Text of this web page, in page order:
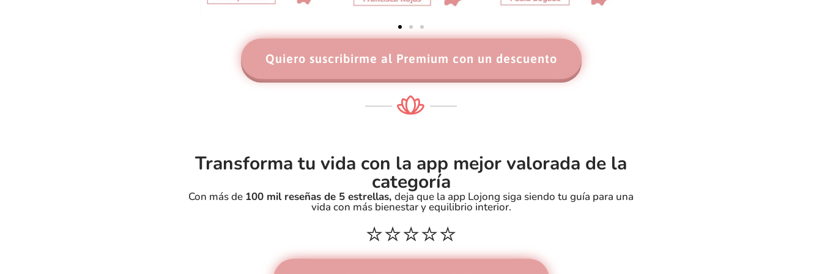
Quiero suscribirme al Premium con un descuento
Transforma tu vida con la app mejor valorada de la
categoría
Con más de 100 mil reseñas de 5 estrellas, deja que la app Lojong siga siendo tu guía para una
vida con más bienestar y equilibrio interior.
⭐️⭐️⭐️⭐️⭐️